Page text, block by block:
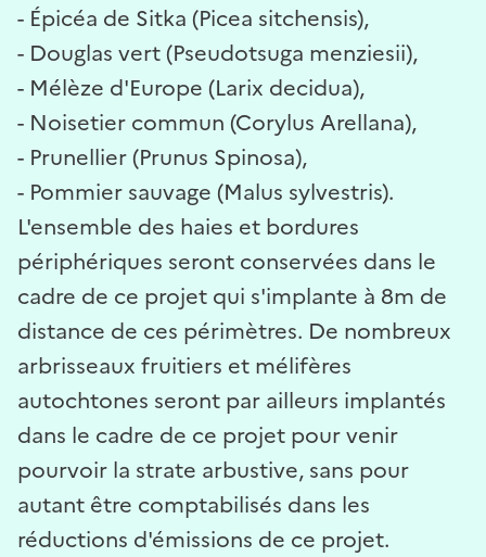
- Épicéa de Sitka (Picea sitchensis),
- Douglas vert (Pseudotsuga menziesii),
- Mélèze d'Europe (Larix decidua),
- Noisetier commun (Corylus Arellana),
- Prunellier (Prunus Spinosa),
- Pommier sauvage (Malus sylvestris).
L'ensemble des haies et bordures
périphériques seront conservées dans le
cadre de ce projet qui s'implante à 8m de
distance de ces périmètres. De nombreux
arbrisseaux fruitiers et mélifères
autochtones seront par ailleurs implantés
dans le cadre de ce projet pour venir
pourvoir la strate arbustive, sans pour
autant être comptabilisés dans les
réductions d'émissions de ce projet.